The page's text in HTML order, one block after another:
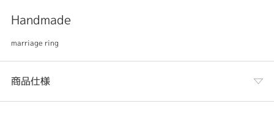
Handmade
marriage ring
商品仕様